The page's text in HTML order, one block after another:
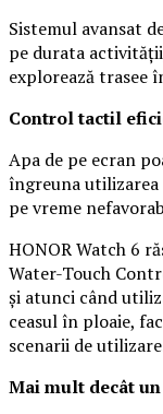
Sistemul avansat
pe durata
explorează trasee
Control tactil
Apa de pe ecran
îngreuna
pe vreme
HONOR Watch 6
Water-Touch
și atunci când
ceasul în ploaie,
scenarii de
Mai mult decât